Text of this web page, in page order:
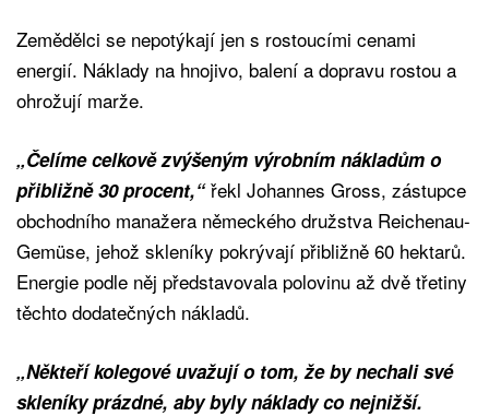
Zemědělci se nepotýkají jen s rostoucími cenami
energií. Náklady na hnojivo, balení a dopravu rostou a
ohrožují marže.
„Čelíme celkově zvýšeným výrobním nákladům o
přibližně 30 procent,“řekl Johannes Gross, zástupce
obchodního manažera německého družstva Reichenau-
Gemüse, jehož skleníky pokrývají přibližně 60 hektarů.
Energie podle něj představovala polovinu až dvě třetiny
těchto dodatečných nákladů.
„Někteří kolegové uvažují o tom, že by nechali své
skleníky prázdné, aby byly náklady co nejnižší.